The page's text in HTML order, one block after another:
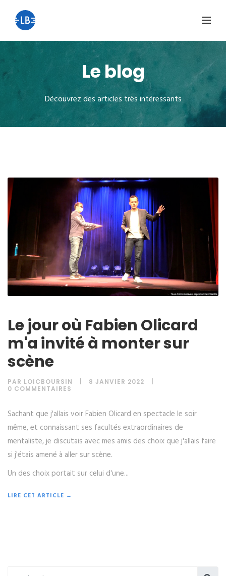
Le blog
Découvrez des articles très intéressants
Le jour où Fabien Olicard
m'a invité à monter sur
scène
PAR LOICBOURSIN
8 JANVIER 2022
0 COMMENTAIRES
Sachant que j'allais voir Fabien Olicard en spectacle le soir
même, et connaissant ses facultés extraordinaires de
mentaliste, je discutais avec mes amis des choix que j'allais faire
si j'étais amené à aller sur scène.
Un des choix portait sur celui d'une...
LIRE CET ARTICLE →